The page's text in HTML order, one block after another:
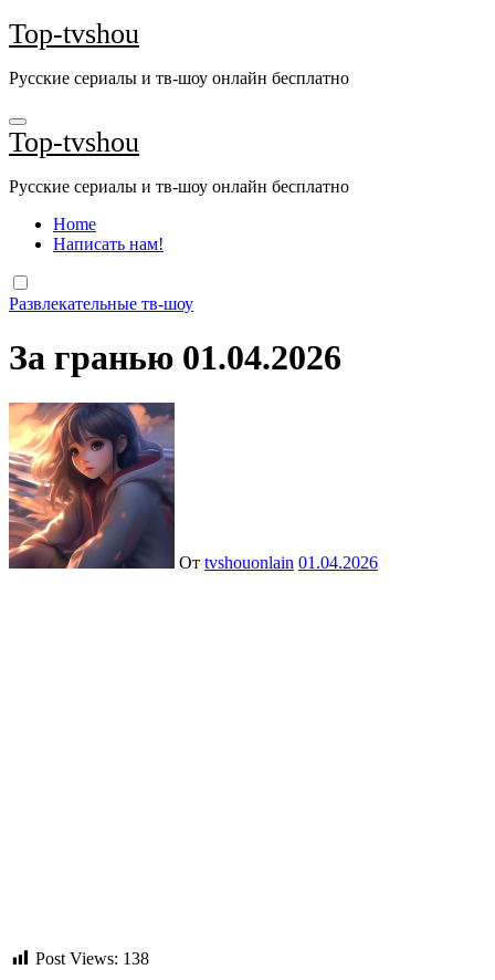
Перейти
к
Top-tvshou
Русские сериалы и тв-шоу онлайн бесплатно
Top-tvshou
Русские сериалы и тв-шоу онлайн бесплатно
Home
Написать нам!
Развлекательные тв-шоу
За гранью 01.04.2026
От tvshouonlain 01.04.2026
Post Views: 138